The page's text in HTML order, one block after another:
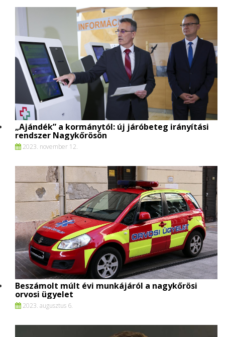
„Ajándék” a kormánytól: új járóbeteg irányítási
rendszer Nagykőrösön
2023. november 12.
Beszámolt múlt évi munkájáról a nagykőrösi
orvosi ügyelet
2023. augusztus 6.